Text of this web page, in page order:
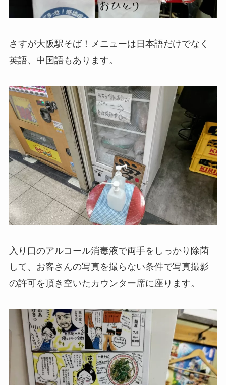
さすが大阪駅そば！メニューは日本語だけでなく
英語、中国語もあります。
入り口のアルコール消毒液で両手をしっかり除菌
して、お客さんの写真を撮らない条件で写真撮影
の許可を頂き空いたカウンター席に座ります。